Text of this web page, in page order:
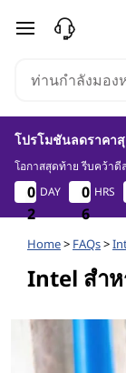
e
สํ
ข้ามไปที่เนื้อหาหลั
โปรโมชันลดราคา
โอกาสสุดท้าย รีบคว้า
0
2
0
2
0
2
0
2
DAY
0
6
0
6
0
6
0
6
HRS
Home> FAQs>
Intel สํา